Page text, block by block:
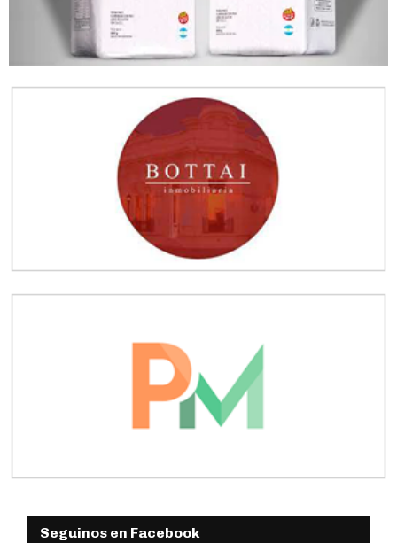
Seguinos en Facebook